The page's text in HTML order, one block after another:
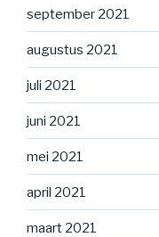
september 2021
augustus 2021
juli 2021
juni 2021
mei 2021
april 2021
maart 2021